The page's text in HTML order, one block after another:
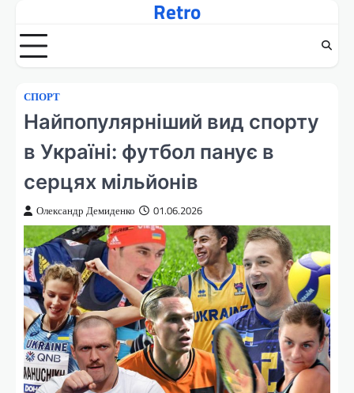
вмісту
Retro
СПОРТ
Найпопулярніший вид спорту
в Україні: футбол панує в
серцях мільйонів
Олександр Демиденко 01.06.2026